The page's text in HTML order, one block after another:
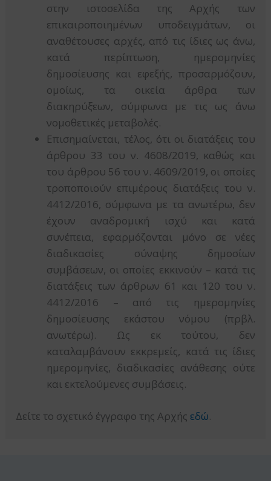
στην ιστοσελίδα της Αρχής των
επικαιροποιημένων υποδειγμάτων, οι
αναθέτουσες αρχές, από τις ίδιες ως άνω,
κατά περίπτωση, ημερομηνίες
δημοσίευσης και εφεξής, προσαρμόζουν,
ομοίως, τα οικεία άρθρα των
διακηρύξεων, σύμφωνα με τις ως άνω
νομοθετικές μεταβολές.
Επισημαίνεται, τέλος, ότι οι διατάξεις του
άρθρου 33 του ν. 4608/2019, καθώς και
του άρθρου 56 του ν. 4609/2019, οι οποίες
τροποποιούν επιμέρους διατάξεις του ν.
4412/2016, σύμφωνα με τα ανωτέρω, δεν
έχουν αναδρομική ισχύ και κατά
συνέπεια, εφαρμόζονται μόνο σε νέες
διαδικασίες σύναψης δημοσίων
συμβάσεων, οι οποίες εκκινούν – κατά τις
διατάξεις των άρθρων 61 και 120 του ν.
4412/2016 – από τις ημερομηνίες
δημοσίευσης εκάστου νόμου (πρβλ.
ανωτέρω). Ως εκ τούτου, δεν
καταλαμβάνουν εκκρεμείς, κατά τις ίδιες
ημερομηνίες, διαδικασίες ανάθεσης ούτε
και εκτελούμενες συμβάσεις.
Δείτε το σχετικό έγγραφο της Αρχής εδώ.